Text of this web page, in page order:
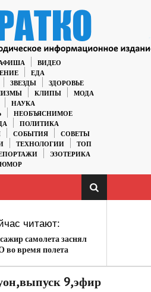
ВИДЕО
ЕДА
ЗВЕЗДЫ
ЗДОРОВЬЕ
КЛИПЫ
МОДА
НАУКА
НЕОБЪЯСНИМОЕ
ПОЛИТИКА
СОБЫТИЯ
СОВЕТЫ
ТЕХНОЛОГИИ
ТОП
ЭЗОТЕРИКА
ЮМОР
читают:
самолета заснял
во время полета
9,эфир